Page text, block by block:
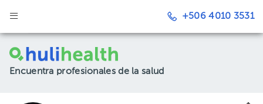
+506 4010 3531
Encuentra profesionales de la salud